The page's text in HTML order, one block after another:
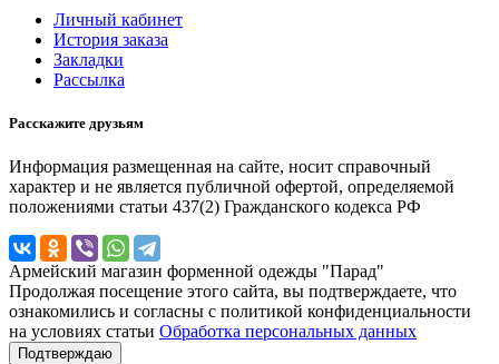
Личный кабинет
История заказа
Закладки
Рассылка
Расскажите друзьям
Информация размещенная на сайте, носит справочный
характер и не является публичной офертой, определяемой
положениями статьи 437(2) Гражданского кодекса РФ
Армейский магазин форменной одежды "Парад"
Продолжая посещение этого сайта, вы подтверждаете, что
ознакомились и согласны с политикой конфиденциальности
на условиях статьи Обработка персональных данных
Подтверждаю